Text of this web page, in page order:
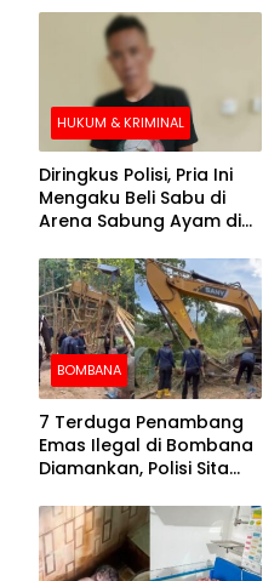
HUKUM & KRIMINAL
Diringkus Polisi, Pria Ini
Mengaku Beli Sabu di
Arena Sabung Ayam di
BOMBANA
7 Terduga Penambang
Emas Ilegal di Bombana
Diamankan, Polisi Sita
Crusher